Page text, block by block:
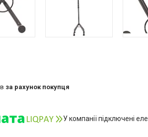
за рахунок покупця
У компанії підключені